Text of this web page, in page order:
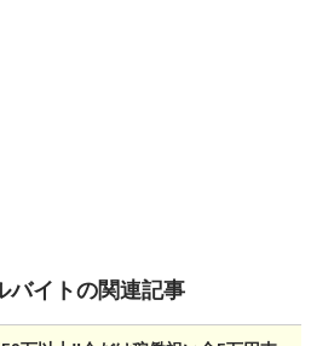
バイトの関連記事